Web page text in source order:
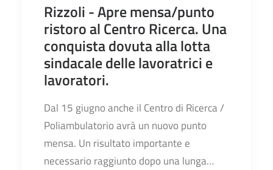
Rizzoli - Apre mensa/punto
ristoro al Centro Ricerca. Una
conquista dovuta alla lotta
sindacale delle lavoratrici e
lavoratori.
Dal 15 giugno anche il Centro di Ricerca /
Poliambulatorio avrà un nuovo punto
mensa. Un risultato importante e
necessario raggiunto dopo una lunga…